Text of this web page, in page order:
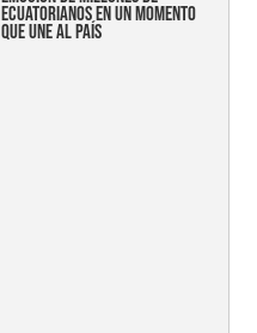
ecuatorianos en un momento
que une al país